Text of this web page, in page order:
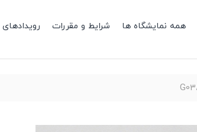
همه نمایشگاه ها شرایط و مقررات